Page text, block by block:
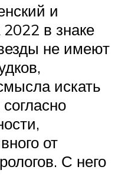
и
2022 в знаке
не имеют
искать
от
С него